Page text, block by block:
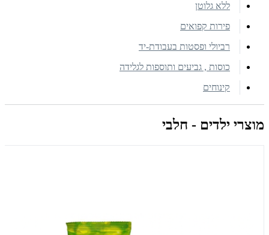
ללא גלוטן
פירות קפואים
רביולי ופסטות בעבודת-יד
כוסות , גביעים ותוספות לגלידה
קינוחים
מוצרי ילדים - חלבי